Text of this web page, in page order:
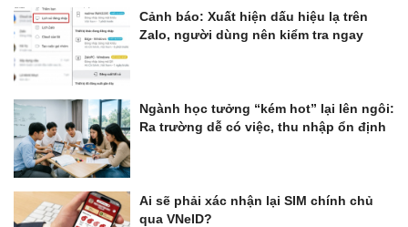
Cảnh báo: Xuất hiện dấu hiệu lạ trên
Zalo, người dùng nên kiểm tra ngay
Ngành học tưởng “kém hot” lại lên ngôi:
Ra trường dễ có việc, thu nhập ổn định
Ai sẽ phải xác nhận lại SIM chính chủ
qua VNeID?